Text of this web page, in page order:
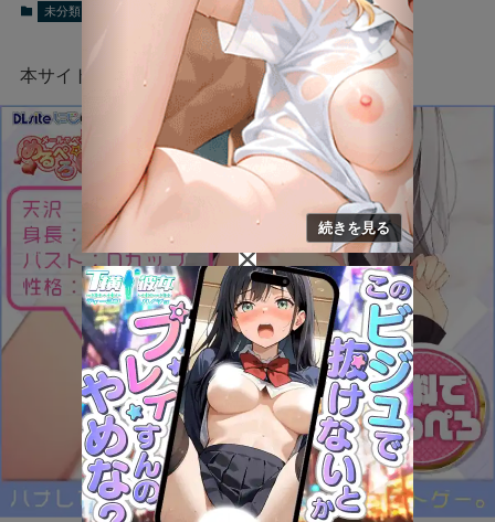
未分類 2025年4月1日
本サイトにはプロモーションが含まれています。